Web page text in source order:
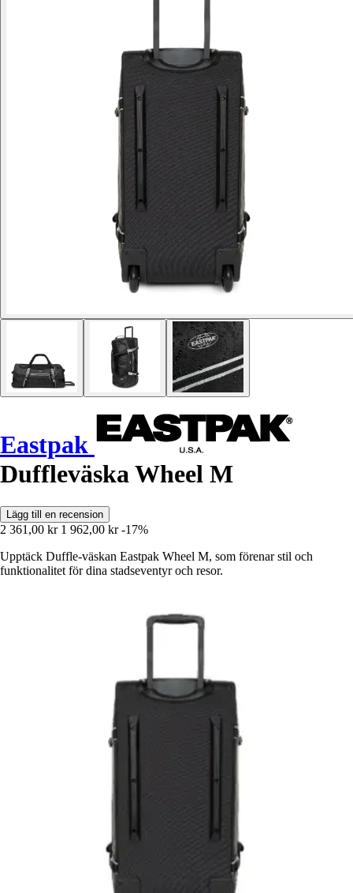
Eastpak
Duffleväska Wheel M
Lägg till en recension
2 361,00 kr 1 962,00 kr -17%
Upptäck Duffle-väskan Eastpak Wheel M, som förenar stil och
funktionalitet för dina stadseventyr och resor.